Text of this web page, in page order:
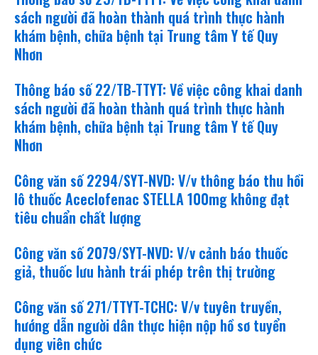
sách người đã hoàn thành quá trình thực hành
khám bệnh, chữa bệnh tại Trung tâm Y tế Quy
Nhơn
Thông báo số 22/TB-TTYT: Về việc công khai danh
sách người đã hoàn thành quá trình thực hành
khám bệnh, chữa bệnh tại Trung tâm Y tế Quy
Nhơn
Công văn số 2294/SYT-NVD: V/v thông báo thu hồi
lô thuốc Aceclofenac STELLA 100mg không đạt
tiêu chuẩn chất lượng
Công văn số 2079/SYT-NVD: V/v cảnh báo thuốc
giả, thuốc lưu hành trái phép trên thị trường
Công văn số 271/TTYT-TCHC: V/v tuyên truyền,
hướng dẫn người dân thực hiện nộp hồ sơ tuyển
dụng viên chức